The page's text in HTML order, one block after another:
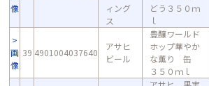
像
ィング
ス
どう３５０ｍ
ｌ
画
像
39 4901004037640
アサヒ
ビール
豊醸ワールド
ホップ華やか
な薫り 缶
３５０ｍｌ